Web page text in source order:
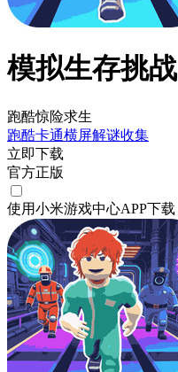
模拟生存挑战
跑酷惊险求生
跑酷卡通横屏解谜收集
立即下载
官方正版
使用小米游戏中心APP下载